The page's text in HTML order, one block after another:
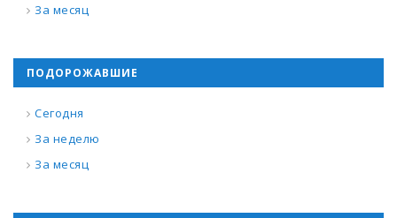
За месяц
ПОДОРОЖАВШИЕ
Сегодня
За неделю
За месяц